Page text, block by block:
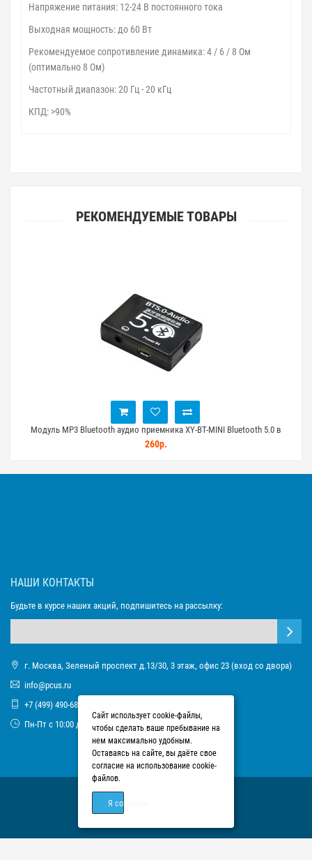
Напряжение питания: 12-24 В постоянного тока
Выходная мощность: до 60 Вт
Рекомендуемое сопротивление динамика: 4 / 6 / 8 Ом
(оптимально 8 Ом)
Частотный диапазон: 20 Гц - 20 кГц
КПД: >90%
РЕКОМЕНДУЕМЫЕ ТОВАРЫ
Модуль MP3 Bluetooth аудио приемника XY-BT-MINI Bluetooth 5.0 в
корпусе
260р.
НАШИ КОНТАКТЫ
Будьте в курсе наших акций, подпишитесь на рассылку:
г. Москва, Зеленый проспект д.13/30, 3 этаж, офис 23 (вход со двора)
info@pcus.ru
+7 (499) 490-68-93
Пн-Пт с 10:00 до 17:00
Сайт использует cookie-файлы,
чтобы сделать ваше пребывание на
нем максимально удобным.
Оставаясь на сайте, вы даёте свое
согласие на использование cookie-
файлов.
Я согласен